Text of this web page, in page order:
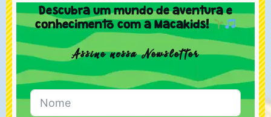
Descubra um mundo de aventura e
conhecimento com a Macakids!
Assine nossa Newsletter